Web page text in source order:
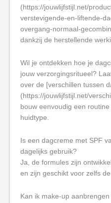
(https://jouwlijfstijl.net/
verstevigende-en-liftende-
overgang-normaal-
dankzij de herstellende
Wil je ontdekken hoe je
jouw verzorgingsritueel?
over de [verschillen tussen
(https://jouwlijfstijl.net/
bouw eenvoudig een
huidtype.
Is een dagcreme met SPF
dagelijks gebruik?
Ja, de formules zijn
en zijn geschikt voor zelfs
Kan ik make-up